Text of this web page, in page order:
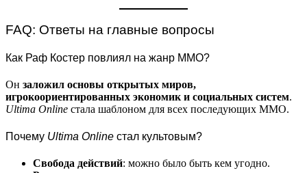
FAQ: Ответы на главные вопросы
Как Раф Костер повлиял на жанр MMO?
Он заложил основы открытых миров,
игрокоориентированных экономик и социальных систем.
Ultima Online стала шаблоном для всех последующих MMO.
Почему Ultima Online стал культовым?
Свобода действий: можно было быть кем угодно.